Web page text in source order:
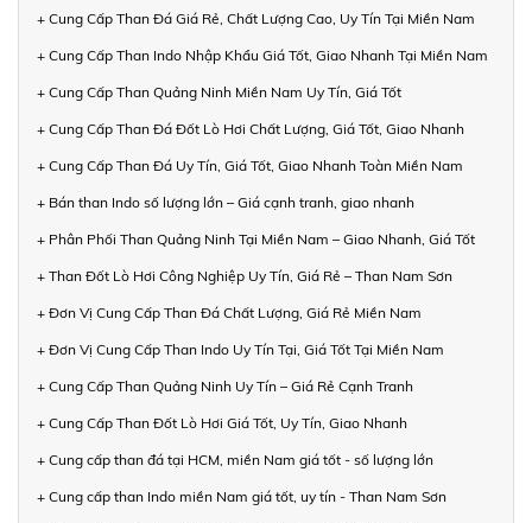
+ Cung Cấp Than Đá Giá Rẻ, Chất Lượng Cao, Uy Tín Tại Miền Nam
+ Cung Cấp Than Indo Nhập Khẩu Giá Tốt, Giao Nhanh Tại Miền Nam
+ Cung Cấp Than Quảng Ninh Miền Nam Uy Tín, Giá Tốt
+ Cung Cấp Than Đá Đốt Lò Hơi Chất Lượng, Giá Tốt, Giao Nhanh
+ Cung Cấp Than Đá Uy Tín, Giá Tốt, Giao Nhanh Toàn Miền Nam
+ Bán than Indo số lượng lớn – Giá cạnh tranh, giao nhanh
+ Phân Phối Than Quảng Ninh Tại Miền Nam – Giao Nhanh, Giá Tốt
+ Than Đốt Lò Hơi Công Nghiệp Uy Tín, Giá Rẻ – Than Nam Sơn
+ Đơn Vị Cung Cấp Than Đá Chất Lượng, Giá Rẻ Miền Nam
+ Đơn Vị Cung Cấp Than Indo Uy Tín Tại, Giá Tốt Tại Miền Nam
+ Cung Cấp Than Quảng Ninh Uy Tín – Giá Rẻ Cạnh Tranh
+ Cung Cấp Than Đốt Lò Hơi Giá Tốt, Uy Tín, Giao Nhanh
+ Cung cấp than đá tại HCM, miền Nam giá tốt - số lượng lớn
+ Cung cấp than Indo miền Nam giá tốt, uy tín - Than Nam Sơn